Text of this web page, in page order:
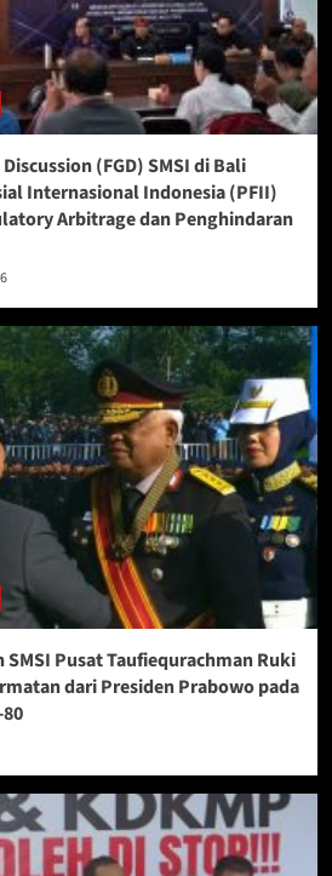
(FGD) SMSI di Bali
Internasional Indonesia (PFII)
Arbitrage dan Penghindaran
Pusat Taufiequrachman Ruki
dari Presiden Prabowo pada